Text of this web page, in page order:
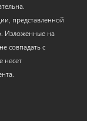
представленной
Изложенные на
совпадать с
несет